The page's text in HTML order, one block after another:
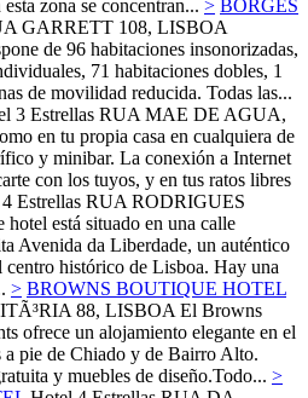
zona se concentran... > BORGES
GARRETT 108, LISBOA
de 96 habitaciones insonorizadas,
71 habitaciones dobles, 1
de movilidad reducida. Todas las...
3 Estrellas RUA MAE DE AGUA,
en tu propia casa en cualquiera de
y minibar. La conexión a Internet
con los tuyos, y en tus ratos libres
Estrellas RUA RODRIGUES
hotel está situado en una calle
Avenida da Liberdade, un auténtico
histórico de Lisboa. Hay una
> BROWNS BOUTIQUE HOTEL
88, LISBOA El Browns
ofrece un alojamiento elegante en el
pie de Chiado y de Bairro Alto.
y muebles de diseño.Todo... >